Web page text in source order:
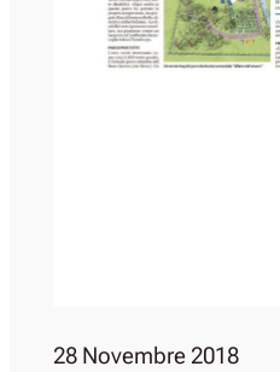
28 Novembre 2018